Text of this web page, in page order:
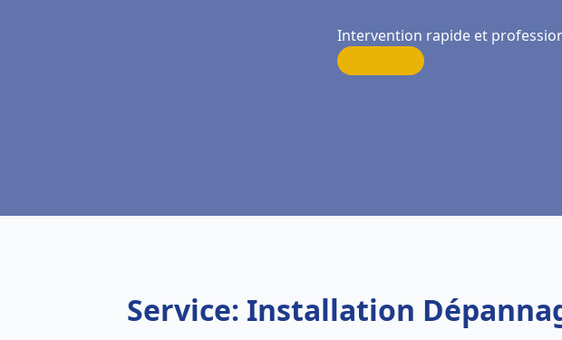
Intervention rapide et
Service: Installation